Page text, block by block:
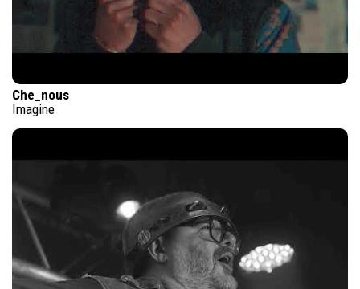
Che_nous
Imagine